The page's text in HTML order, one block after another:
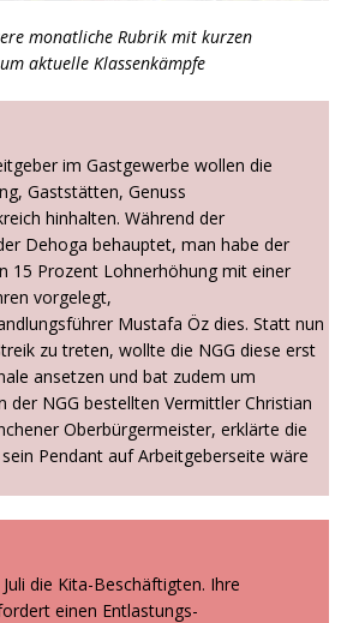
monatliche Rubrik mit kurzen
aktuelle Klassenkämpfe
im Gastgewerbe wollen die
Gaststätten, Genuss
hinhalten. Während der
Dehoga behauptet, man habe der
15 Prozent Lohnerhöhung mit einer
vorgelegt,
Mustafa Öz dies. Statt nun
zu treten, wollte die NGG diese erst
ansetzen und bat zudem um
der NGG bestellten Vermittler Christian
Oberbürgermeister, erklärte die
Pendant auf Arbeitgeberseite wäre
die Kita-Beschäftigten. Ihre
einen Entlastungs-